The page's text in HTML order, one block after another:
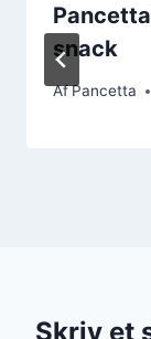
snack
AfPancetta
Skriv et